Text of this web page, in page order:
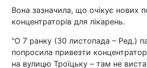
Вона зазначила, що очікує нових
концентраторів для лікарень.
"О 7 ранку (30 листопада – Ред.)
попросила привезти
на вулицю Троїцьку – там не